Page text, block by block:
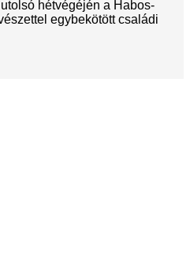
hétvégéjén a Habos-
egybekötött családi